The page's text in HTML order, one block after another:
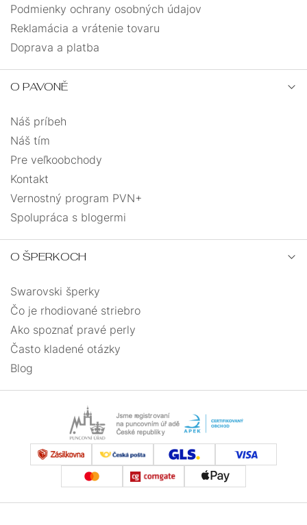
Podmienky ochrany osobných údajov
Reklamácia a vrátenie tovaru
Doprava a platba
O PAVONĚ
Náš príbeh
Náš tím
Pre veľkoobchody
Kontakt
Vernostný program PVN+
Spolupráca s blogermi
O ŠPERKOCH
Swarovski šperky
Čo je rhodiované striebro
Ako spoznať pravé perly
Často kladené otázky
Blog